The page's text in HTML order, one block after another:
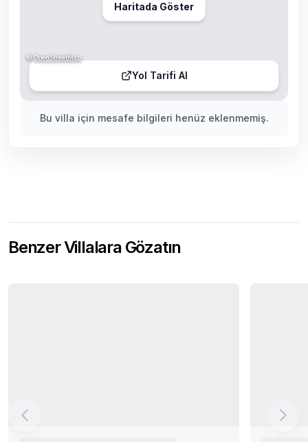
Bu villa için mesafe bilgileri henüz eklenmemiş.
Haritada Göster
Yol Tarifi Al
©OpenStreetMap
Benzer Villalara Gözatın